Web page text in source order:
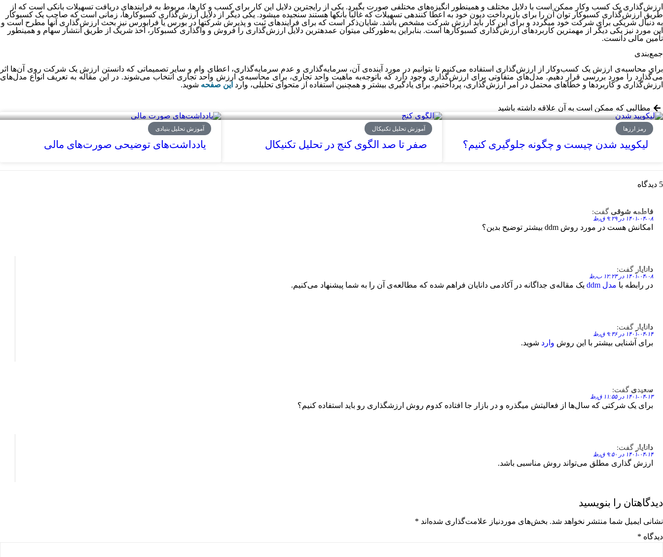
ارزش‌گذاری یک کسب­ وکار ممکن است با دلایل مختلف و همین­طور انگیزه­‌های مختلفی صورت بگیرد. یکی از رایج­ترین دلایل این کار برای کسب­ و کارها، مربوط به فرایندهای دریافت تسهیلات بانکی است که از
طریق ارزش‌گذاری کسب­وکار توان آن را برای بازپرداخت دیون خود به اعطا کننده­ی تسهیلات که غالباً بانک­ها هستند سنجیده می­شود. یکی دیگر از دلایل ارزش‌گذاری کسب­وکارها، زمانی است که صاحب یک کسب­وکار
به دنبال شریکی برای شرکت خود می­گردد و برای این کار باید ارزش شرکت مشخص باشد. شایان‌ذکر است که برای فرایندهای ثبت و پذیرش شرکت­ها در بورس یا فرابورس نیز بحث ارزش‌گذاری آن­ها مطرح است و
این مورد نیز یکی دیگر از مهم­ترین کاربردهای ارزش‌گذاری کسب­وکارها است. بنابراین به‌طورکلی می­توان عمده­ترین دلایل ارزش‌گذاری را فروش و واگذاری کسب­وکار، اخذ شریک از طریق انتشار سهام و همین­طور
تأمین مالی دانست.
جمع‌بندی
برای محاسبه‌ی ارزش یک کسب‌وکار از ارزش‌گذاری استفاده می‌کنیم تا بتوانیم در مورد آینده‌ی آن، سرمایه‌گذاری و عدم سرمایه‌گذاری، اعطای وام و سایر تصمیماتی که دانستن ارزش یک شرکت روی آن‌ها اثر
می‌گذارد را مورد بررسی قرار دهیم. مدل‌های متفاوتی برای ارزش‌گذاری وجود دارد که باتوجه‌به ماهیت واحد تجاری، برای محاسبه‌ی ارزش واحد تجاری انتخاب می‌شوند. در این مقاله به تعریف انواع مدل‌های
ارزش‌گذاری و کاربردها و خطاهای محتمل در امر ارزش‌گذاری، پرداختیم. برای یادگیری بیشتر و همچنین استفاده از متحوای تحلیلی، وارد این صفحه شوید.
مطالبی که ممکن است به آن علاقه داشته باشید
رمز ارزها
لیکویید شدن چیست و چگونه جلوگیری کنیم؟
آموزش تحلیل تکنیکال
صفر تا صد الگوی کنج در تحلیل تکنیکال
آموزش تحلیل بنیادی
یادداشت‌های توضیحی صورت‌های مالی
5 دیدگاه
فاطمه شوقی گفت:
۱۴۰۱-۰۴-۰۸ در ۹:۲۹ ق٫ظ
امکانش هست در مورد روش ddm بیشتر توضیح بدین؟
Reply
دانایار گفت:
۱۴۰۱-۰۴-۰۸ در ۱۲:۲۳ ب٫ظ
در رابطه با مدل ddm یک مقاله‌ی جداگانه در آکادمی دانایان فراهم شده که مطالعه‌ی آن را به شما پیشنهاد می‌کنیم.
Reply
دانایار گفت:
۱۴۰۱-۰۴-۱۴ در ۹:۳۶ ق٫ظ
برای آشنایی بیشتر با این روش وارد شوید.
Reply
سعیدی گفت:
۱۴۰۱-۰۴-۱۳ در ۱۱:۵۵ ق٫ظ
برای یک شرکتی که سال‌ها از فعالیتش میگذره و در بازار جا افتاده کدوم روش ارزشگذاری رو باید استفاده کنیم؟
Reply
دانایار گفت:
۱۴۰۱-۰۴-۱۴ در ۹:۵۰ ق٫ظ
ارزش گذاری مطلق می‌تواند روش مناسبی باشد.
Reply
دیدگاهتان را بنویسید
نشانی ایمیل شما منتشر نخواهد شد. بخش‌های موردنیاز علامت‌گذاری شده‌اند *
دیدگاه *